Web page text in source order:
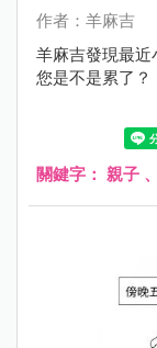
作者：羊麻吉
羊麻吉發現最近
您是不是累了？
關鍵字： 親子 、